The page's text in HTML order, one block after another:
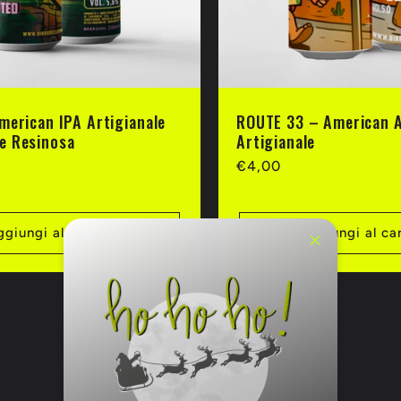
IPA Artigianale
Resinosa
al carrello
ROUTE 33 – American
Artigianale
Prezzo
listino
€4,00
Aggiungi al
1/su2